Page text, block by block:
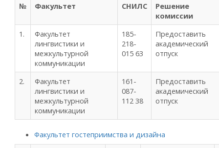
№
Факультет СНИЛС
Решение
комиссии
1.
Факультет
лингвистики и
межкультурной
коммуникации
185-
218-
015 63
Предоставить
академический
отпуск
2.
Факультет
лингвистики и
межкультурной
коммуникации
161-
087-
112 38
Предоставить
академический
отпуск
Факультет гостеприимства и дизайна